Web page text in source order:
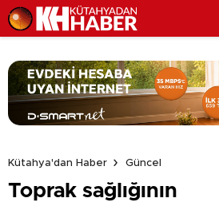
Kütahya'dan Haber
Güncel
Toprak sağlığının